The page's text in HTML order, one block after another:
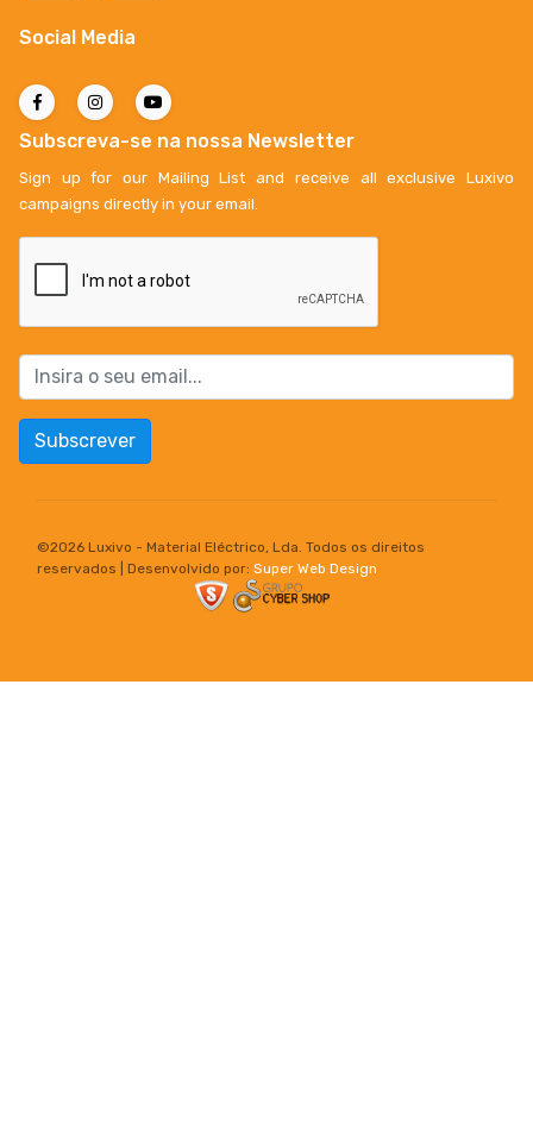
Social Media
Subscreva-se na nossa Newsletter
Sign up for our Mailing List and receive all exclusive Luxivo
campaigns directly in your email.
Subscrever
©2026 Luxivo - Material Eléctrico, Lda. Todos os direitos
reservados | Desenvolvido por: Super Web Design